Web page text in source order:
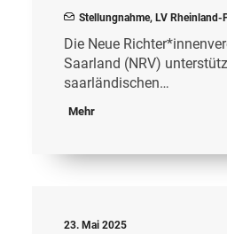
Stellungnahme, LV Rheinland-
Die Neue
Saarland (NRV)
saarländischen…
Mehr
23. Mai 2025